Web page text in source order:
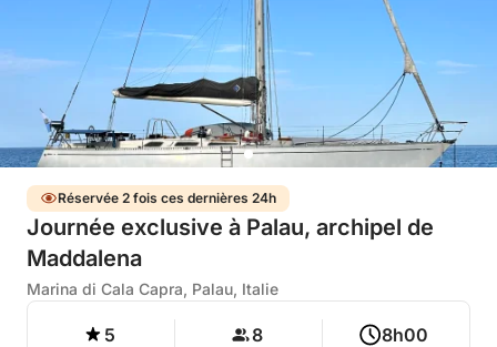
Réservée 2 fois ces dernières 24h
Journée exclusive à Palau, archipel de
Maddalena
Marina di Cala Capra, Palau, Italie
5 8 8h00